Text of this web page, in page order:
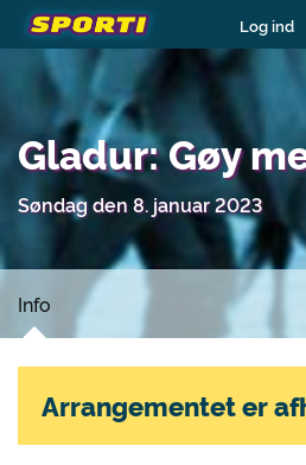
Log ind
Gladur: Gøy
Søndag den 8. januar 2023
Info
Arrangementet er